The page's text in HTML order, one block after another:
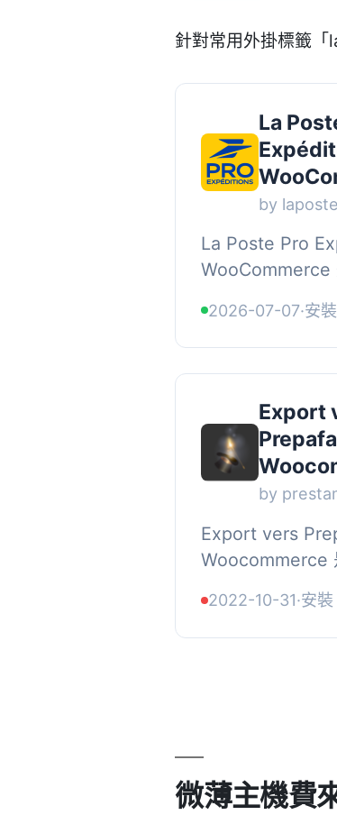
針對常用外掛標籤「
La
by
La Poste Pro
WooCommerce
Expéditions 帳
化運送規則以生
化包裹和信件的
2026-07-07·安
Export
by
Export vers
Woocommerce
匯出至 La
PrepaFacile 軟
2022-10-31·安裝
微薄主機費